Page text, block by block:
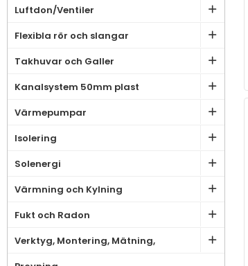
Luftdon/Ventiler
Flexibla rör och slangar
Takhuvar och Galler
Kanalsystem 50mm plast
Värmepumpar
Isolering
Solenergi
Värmning och Kylning
Fukt och Radon
Verktyg, Montering, Mätning,